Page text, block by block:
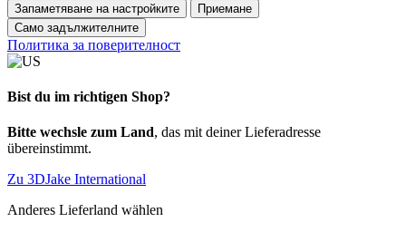
Запаметяване на настройките
Приемане
Само задължителните
Политика за поверителност
Bist du im richtigen Shop?
Bitte wechsle zum Land, das mit deiner Lieferadresse
übereinstimmt.
Zu 3DJake International
Anderes Lieferland wählen